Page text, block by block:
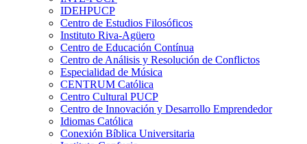
IDEHPUCP
Centro de Estudios Filosóficos
Instituto Riva-Agüero
Centro de Educación Contínua
Centro de Análisis y Resolución de Conflictos
Especialidad de Música
CENTRUM Católica
Centro Cultural PUCP
Centro de Innovación y Desarrollo Emprendedor
Idiomas Católica
Conexión Bíblica Universitaria